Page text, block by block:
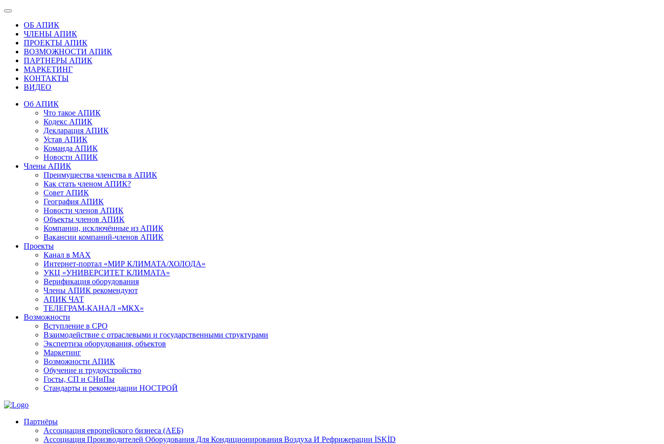
ОБ АПИК
ЧЛЕНЫ АПИК
ПРОЕКТЫ АПИК
ВОЗМОЖНОСТИ АПИК
ПАРТНЕРЫ АПИК
МАРКЕТИНГ
КОНТАКТЫ
ВИДЕО
Об АПИК
Что такое АПИК
Кодекс АПИК
Декларация АПИК
Устав АПИК
Команда АПИК
Новости АПИК
Члены АПИК
Преимущества членства в АПИК
Как стать членом АПИК?
Совет АПИК
География АПИК
Новости членов АПИК
Объекты членов АПИК
Компании, исключённые из АПИК
Вакансии компаний-членов АПИК
Проекты
Канал в MAX
Интернет-портал «МИР КЛИМАТА/ХОЛОДА»
УКЦ «УНИВЕРСИТЕТ КЛИМАТА»
Верификация оборудования
Члены АПИК рекомендуют
АПИК ЧАТ
ТЕЛЕГРАМ-КАНАЛ «МКХ»
Возможности
Вступление в СРО
Взаимодействие с отраслевыми и государственными структурами
Экспертиза оборудования, объектов
Маркетинг
Возможности АПИК
Обучение и трудоустройство
Госты, СП и СНиПы
Стандарты и рекомендации НОСТРОЙ
Партнёры
Ассоциация европейского бизнеса (АЕБ)
Aссоциация Производителей Оборудования Для Кондиционирования Воздуха И Рефрижерации İSKİD